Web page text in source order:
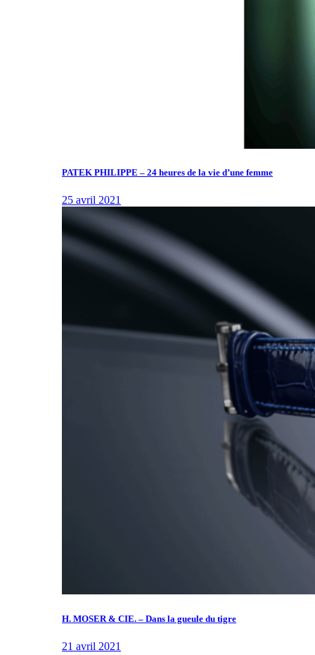
PATEK PHILIPPE – 24 heures de la vie d’une femme
25 avril 2021
H. MOSER & CIE. – Dans la gueule du tigre
21 avril 2021